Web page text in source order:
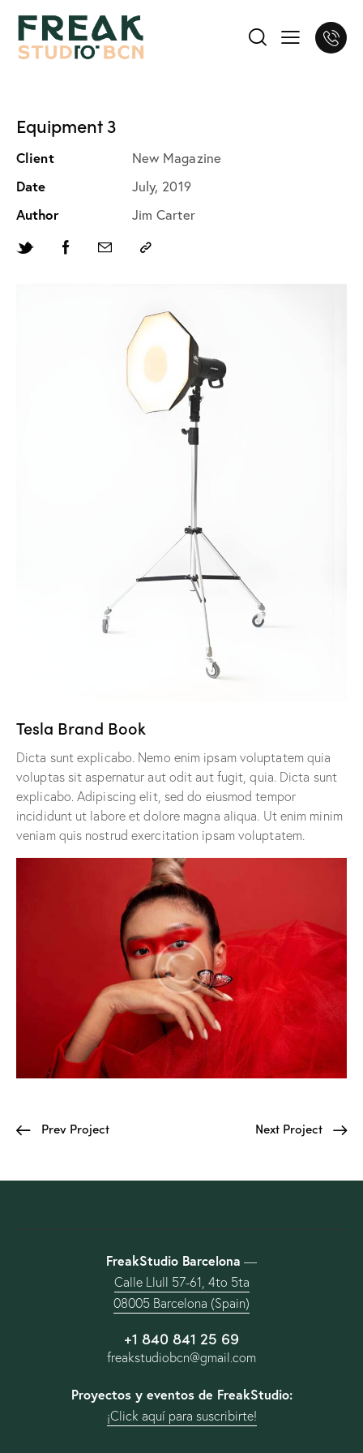
Equipment 3
Tesla Brand Book
Dicta sunt explicabo. Nemo enim ipsam voluptatem quia
voluptas sit aspernatur aut odit aut fugit, quia. Dicta sunt
explicabo. Adipiscing elit, sed do eiusmod tempor
incididunt ut labore et dolore magna aliqua. Ut enim minim
veniam quis nostrud exercitation ipsam voluptatem.
Client
New Magazine
Date
July, 2019
Author
Jim Carter
Prev Project Next Project
FreakStudio Barcelona —
Calle Llull 57-61, 4to 5ta
08005 Barcelona (Spain)
+1 840 841 25 69
freakstudiobcn@gmail.com
Proyectos y eventos de FreakStudio:
¡Click aquí para suscribirte!